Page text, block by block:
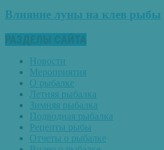
Влияние луны на клев рыбы
РАЗДЕЛЫ САЙТА
Новости
Мероприятия
О рыбалке
Летняя рыбалка
Зимняя рыбалка
Подводная рыбалка
Рецепты рыбы
Отчеты о рыбалке